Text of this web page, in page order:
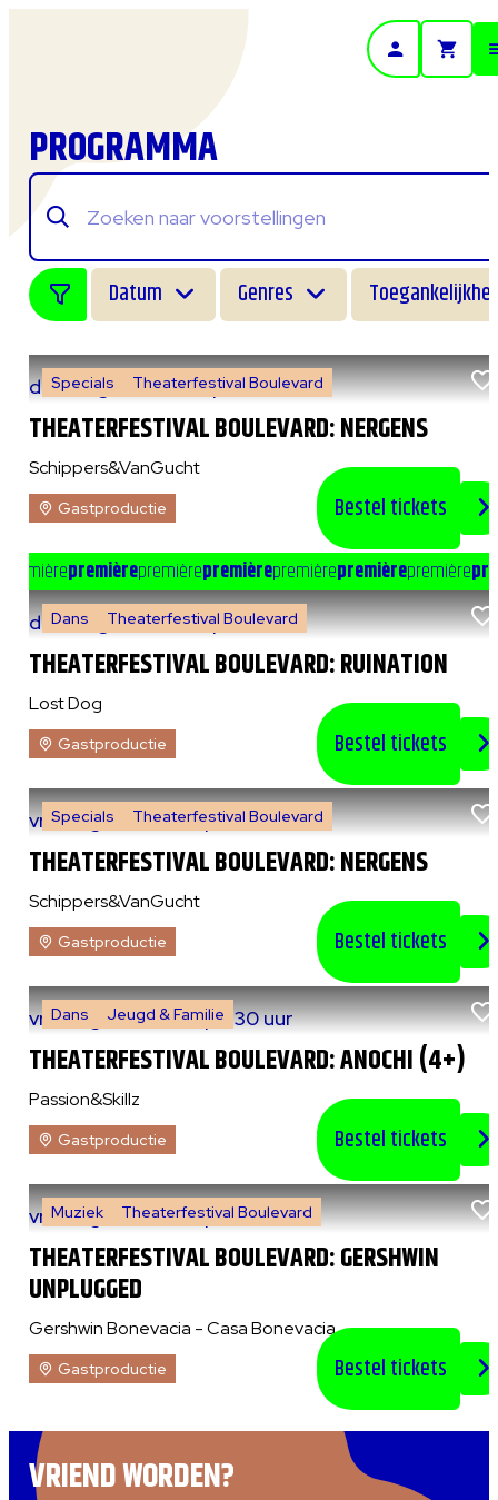
PROGRAMMA
Datum Genres
THEATERFESTIVAL BOULEVARD: NERGENS
Specials Theaterfestival Boulevard
do 6 augustus 2026|14:00 uur
Schippers&VanGucht
Gastproductie Bestel tickets
THEATERFESTIVAL BOULEVARD: RUINATION
Dans Theaterfestival Boulevard
do 6 augustus 2026|20:00 uur
Lost Dog
Gastproductie Bestel tickets
premièrepremièrepremièrepremièrepremièrepremièrepremière
THEATERFESTIVAL BOULEVARD: NERGENS
Specials Theaterfestival Boulevard
vr 7 augustus 2026|14:00 uur
Schippers&VanGucht
Gastproductie Bestel tickets
THEATERFESTIVAL BOULEVARD: ANOCHI (4+)
Dans Jeugd & Familie
vr 7 augustus 2026|14:30 uur
Passion&Skillz
Gastproductie Bestel tickets
THEATERFESTIVAL BOULEVARD: GERSHWIN
UNPLUGGED
Muziek Theaterfestival Boulevard
vr 7 augustus 2026|20:30 uur
Gershwin Bonevacia - Casa Bonevacia
Gastproductie Bestel tickets
VRIEND WORDEN?